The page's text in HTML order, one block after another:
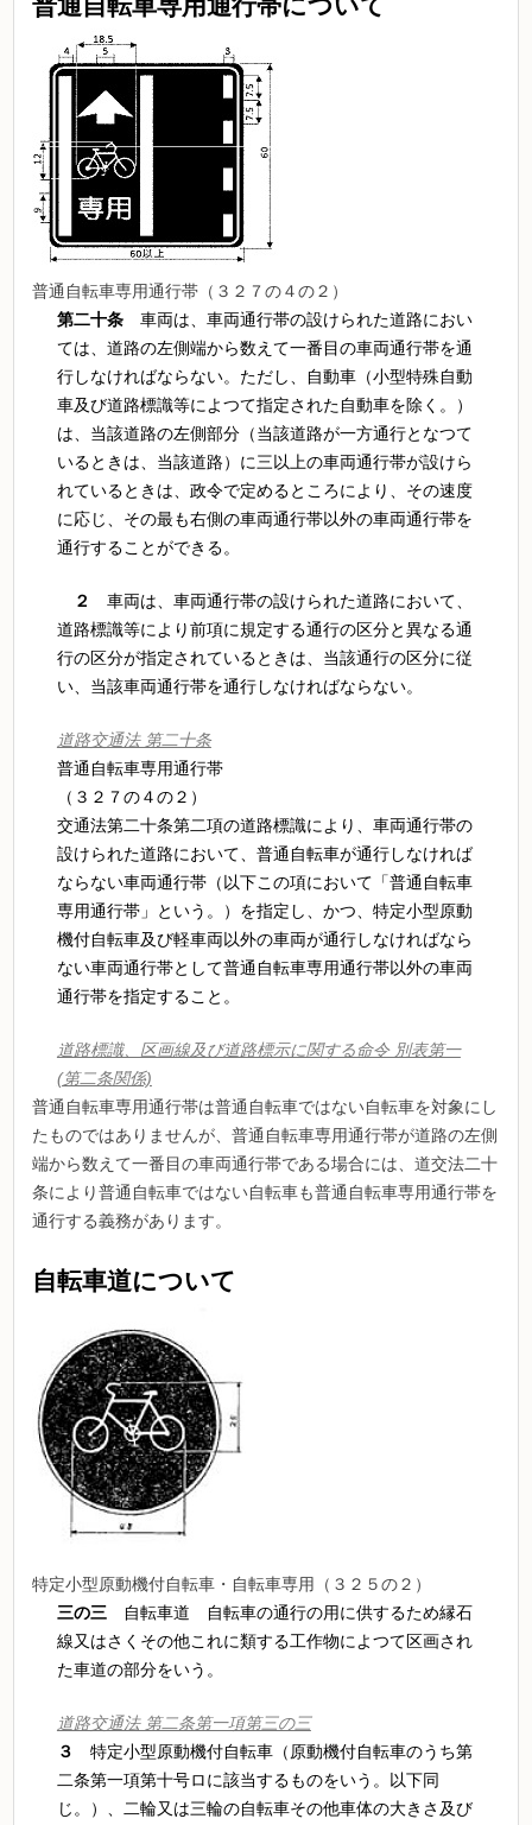
普通自転車専用通行帯（３２７の４の２）
第二十条車両は、車両通行帯の設けられた道路におい
ては、道路の左側端から数えて一番目の車両通行帯を通
行しなければならない。ただし、自動車（小型特殊自動
車及び道路標識等によつて指定された自動車を除く。）
は、当該道路の左側部分（当該道路が一方通行となつて
いるときは、当該道路）に三以上の車両通行帯が設けら
れているときは、政令で定めるところにより、その速度
に応じ、その最も右側の車両通行帯以外の車両通行帯を
通行することができる。
２
車両は、車両通行帯の設けられた道路において、
道路標識等により前項に規定する通行の区分と異なる通
行の区分が指定されているときは、当該通行の区分に従
い、当該車両通行帯を通行しなければならない。
道路交通法 第二十条
普通自転車専用通行帯
（３２７の４の２）
交通法第二十条第二項の道路標識により、車両通行帯の
設けられた道路において、普通自転車が通行しなければ
ならない車両通行帯（以下この項において「普通自転車
専用通行帯」という。）を指定し、かつ、特定小型原動
機付自転車及び軽車両以外の車両が通行しなければなら
ない車両通行帯として普通自転車専用通行帯以外の車両
通行帯を指定すること。
道路標識、区画線及び道路標示に関する命令 別表第一
(第二条関係)
普通自転車専用通行帯は普通自転車ではない自転車を対象にし
たものではありませんが、普通自転車専用通行帯が道路の左側
端から数えて一番目の車両通行帯である場合には、道交法二十
条により普通自転車ではない自転車も普通自転車専用通行帯を
通行する義務があります。
自転車道について
特定小型原動機付自転車・自転車専用（３２５の２）
三の三
自転車道 自転車の通行の用に供するため縁石
線又はさくその他これに類する工作物によつて区画され
た車道の部分をいう。
道路交通法 第二条第一項第三の三
３
特定小型原動機付自転車（原動機付自転車のうち第
二条第一項第十号ロに該当するものをいう。以下同
じ。）、二輪又は三輪の自転車その他車体の大きさ及び